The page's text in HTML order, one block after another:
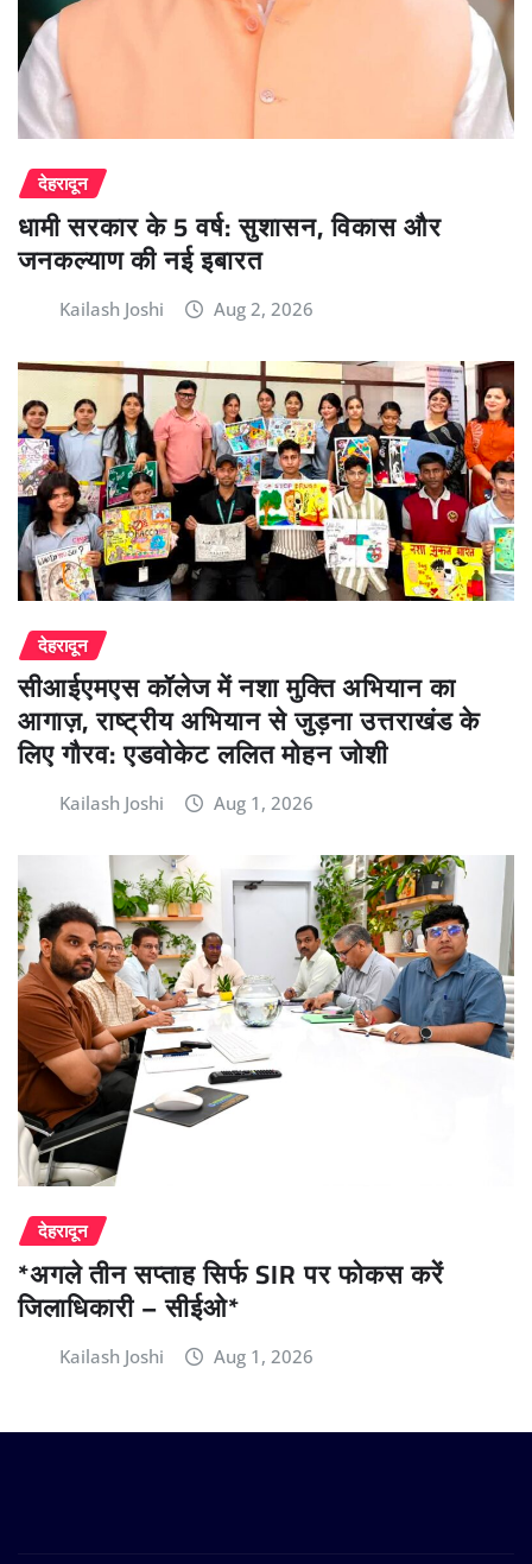
देहरादून
धामी सरकार के 5 वर्ष: सुशासन, विकास और
जनकल्याण की नई इबारत
Kailash Joshi Aug 2, 2026
देहरादून
सीआईएमएस कॉलेज में नशा मुक्ति अभियान का
आगाज़, राष्ट्रीय अभियान से जुड़ना उत्तराखंड के
लिए गौरव: एडवोकेट ललित मोहन जोशी
Kailash Joshi Aug 1, 2026
देहरादून
*अगले तीन सप्ताह सिर्फ SIR पर फोकस करें
जिलाधिकारी – सीईओ*
Kailash Joshi Aug 1, 2026